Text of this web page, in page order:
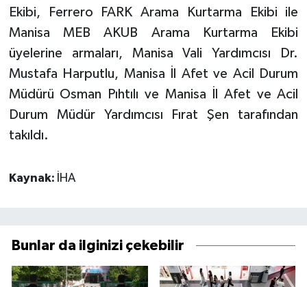
Ekibi, Ferrero FARK Arama Kurtarma Ekibi ile
Manisa MEB AKUB Arama Kurtarma Ekibi
üyelerine armaları, Manisa Vali Yardımcısı Dr.
Mustafa Harputlu, Manisa İl Afet ve Acil Durum
Müdürü Osman Pıhtılı ve Manisa İl Afet ve Acil
Durum Müdür Yardımcısı Fırat Şen tarafından
takıldı.
Kaynak: İHA
Bunlar da ilginizi çekebilir